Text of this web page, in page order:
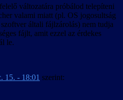
levők pedig jobbára
egyszerű, bár legalább a
hiányzó „őŐ” és „űŰ”
A Crystal Engine
létezett eszköz, de a kinyert
és vissza alakítására TSL16b-
tovább bonyolódott a
fájlt, így csak az eredeti fájlok
És míg a HR-nél egy 18
változatára próbálod telepíteni
valami miatt (pl. OS jogosultság
általi fájlzárolás) nem tudja
fájlt, amit ezzel az érdekes
le.
15. - 18:01 szerint: